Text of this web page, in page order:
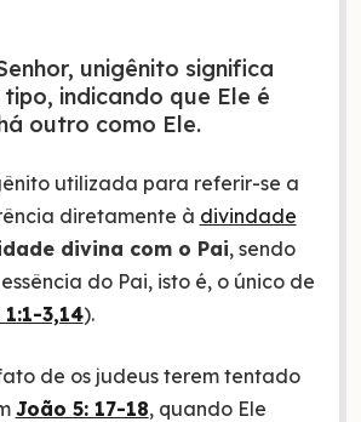
unigênito significa
indicando que Ele é
outro como Ele.
utilizada para referir-se a
diretamente à divindade
divina com o Pai, sendo
do Pai, isto é, o único de
3,14).
de os judeus terem tentado
João 5: 17-18, quando Ele